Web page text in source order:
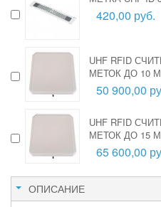
420,00 руб.
UHF RFID
МЕТОК ДО 10
50 900,00
UHF RFID
МЕТОК ДО 15
65 600,00
ОПИСАНИЕ